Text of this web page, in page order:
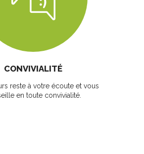
CONVIVIALITÉ
reste à votre écoute et vous
en toute convivialité.